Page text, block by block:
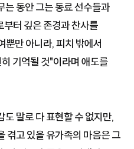
는 동안 그는 동료 선수들과
부터 깊은 존경과 찬사를
뿐만 아니라, 피치 밖에서
기억될 것"이라며 애도를
말로 다 표현할 수 없지만,
겪고 있을 유가족의 마음은 그